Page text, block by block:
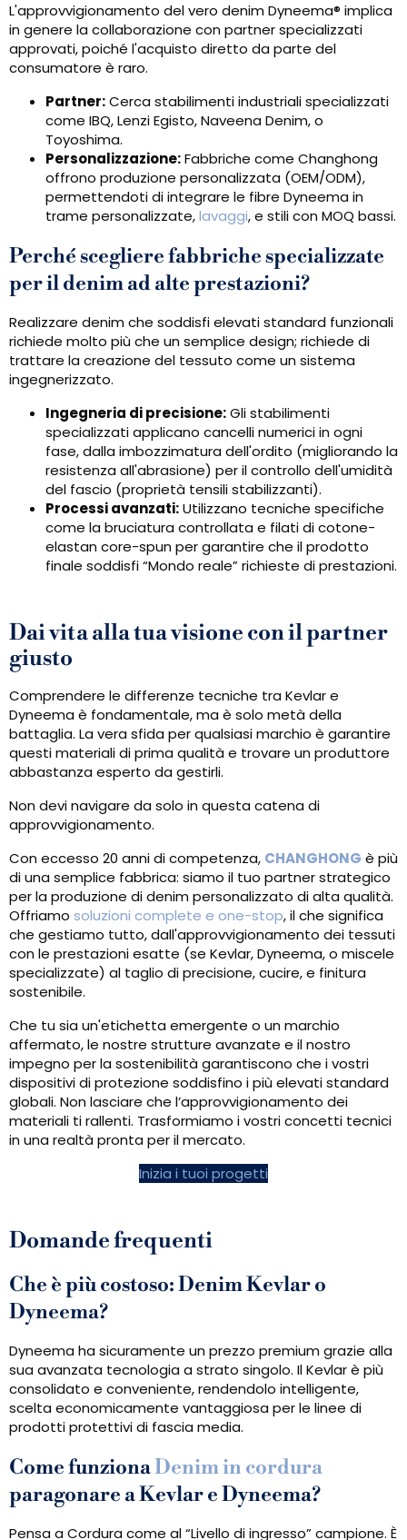
L'approvvigionamento del vero denim Dyneema® implica
in genere la collaborazione con partner specializzati
approvati, poiché l'acquisto diretto da parte del
consumatore è raro.
Partner:Cerca stabilimenti industriali specializzati
come IBQ, Lenzi Egisto, Naveena Denim, o
Toyoshima.
Personalizzazione:Fabbriche come Changhong
offrono produzione personalizzata (OEM/ODM),
permettendoti di integrare le fibre Dyneema in
trame personalizzate,lavaggi, e stili con MOQ bassi.
Perché scegliere fabbriche specializzate
per il denim ad alte prestazioni?
Realizzare denim che soddisfi elevati standard funzionali
richiede molto più che un semplice design; richiede di
trattare la creazione del tessuto come un sistema
ingegnerizzato.
Ingegneria di precisione:Gli stabilimenti
specializzati applicano cancelli numerici in ogni
fase, dalla imbozzimatura dell'ordito (migliorando la
resistenza all'abrasione) per il controllo dell'umidità
del fascio (proprietà tensili stabilizzanti).
Processi avanzati:Utilizzano tecniche specifiche
come la bruciatura controllata e filati di cotone-
elastan core-spun per garantire che il prodotto
finale soddisfi “Mondo reale” richieste di prestazioni.
Dai vita alla tua visione con il partner
giusto
Comprendere le differenze tecniche tra Kevlar e
Dyneema è fondamentale, ma è solo metà della
battaglia. La vera sfida per qualsiasi marchio è garantire
questi materiali di prima qualità e trovare un produttore
abbastanza esperto da gestirli.
Non devi navigare da solo in questa catena di
approvvigionamento.
Con eccesso 20 anni di competenza, CHANGHONG è più
di una semplice fabbrica: siamo il tuo partner strategico
per la produzione di denim personalizzato di alta qualità.
Offriamo soluzioni complete e one-stop, il che significa
che gestiamo tutto, dall'approvvigionamento dei tessuti
con le prestazioni esatte (se Kevlar, Dyneema, o miscele
specializzate) al taglio di precisione, cucire, e finitura
sostenibile.
Che tu sia un'etichetta emergente o un marchio
affermato, le nostre strutture avanzate e il nostro
impegno per la sostenibilità garantiscono che i vostri
dispositivi di protezione soddisfino i più elevati standard
globali. Non lasciare che l’approvvigionamento dei
materiali ti rallenti. Trasformiamo i vostri concetti tecnici
in una realtà pronta per il mercato.
Inizia i tuoi progetti
Domande frequenti
Che è più costoso: Denim Kevlar o
Dyneema?
Dyneema ha sicuramente un prezzo premium grazie alla
sua avanzata tecnologia a strato singolo. Il Kevlar è più
consolidato e conveniente, rendendolo intelligente,
scelta economicamente vantaggiosa per le linee di
prodotti protettivi di fascia media.
Come funzionaDenim in cordura
paragonare a Kevlar e Dyneema?
Pensa a Cordura come al “Livello di ingresso” campione. È